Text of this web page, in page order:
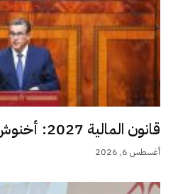
قانون المالية 2027: أخنوش يبقي على دعم...
أغسطس 6, 2026